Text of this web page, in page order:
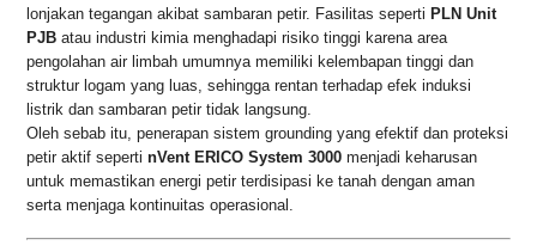
lonjakan tegangan akibat sambaran petir. Fasilitas seperti PLN Unit
PJB atau industri kimia menghadapi risiko tinggi karena area
pengolahan air limbah umumnya memiliki kelembapan tinggi dan
struktur logam yang luas, sehingga rentan terhadap efek induksi
listrik dan sambaran petir tidak langsung.
Oleh sebab itu, penerapan sistem grounding yang efektif dan proteksi
petir aktif sepertinVent ERICO System 3000 menjadi keharusan
untuk memastikan energi petir terdisipasi ke tanah dengan aman
serta menjaga kontinuitas operasional.